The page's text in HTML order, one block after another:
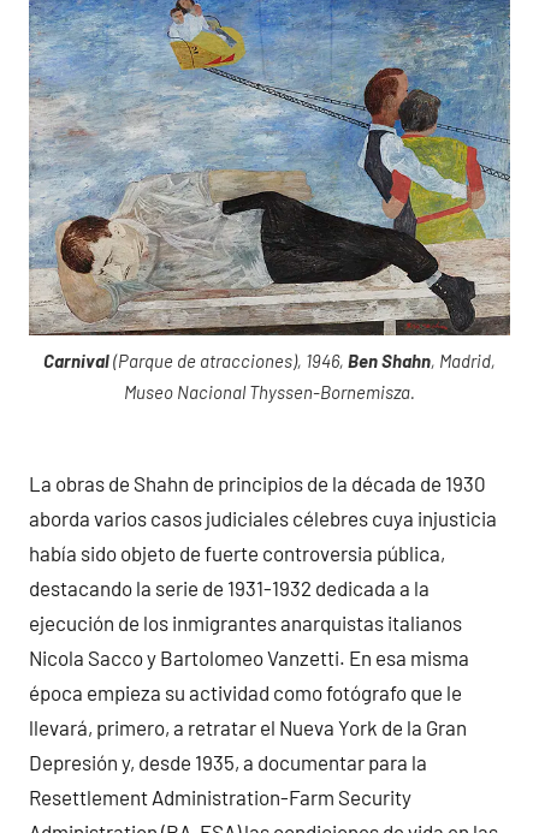
Carnival(Parque de atracciones), 1946, Ben Shahn, Madrid,
Museo Nacional Thyssen-Bornemisza.
La obras de Shahn de principios de la década de 1930
aborda varios casos judiciales célebres cuya injusticia
había sido objeto de fuerte controversia pública,
destacando la serie de 1931-1932 dedicada a la
ejecución de los inmigrantes anarquistas italianos
Nicola Sacco y Bartolomeo Vanzetti. En esa misma
época empieza su actividad como fotógrafo que le
llevará, primero, a retratar el Nueva York de la Gran
Depresión y, desde 1935, a documentar para la
Resettlement Administration-Farm Security